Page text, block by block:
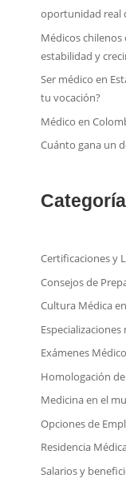
oportunidad real
Médicos chilenos
estabilidad y
Ser médico en
tu vocación?
Médico en
Cuánto gana un
Certificaciones y
Consejos de
Cultura Médica en
Especializaciones
Exámenes
Homologación
Medicina en el
Opciones de
Residencia
Salarios y